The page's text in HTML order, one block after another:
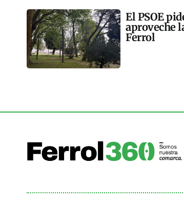
El PSOE
aproveche
Ferrol